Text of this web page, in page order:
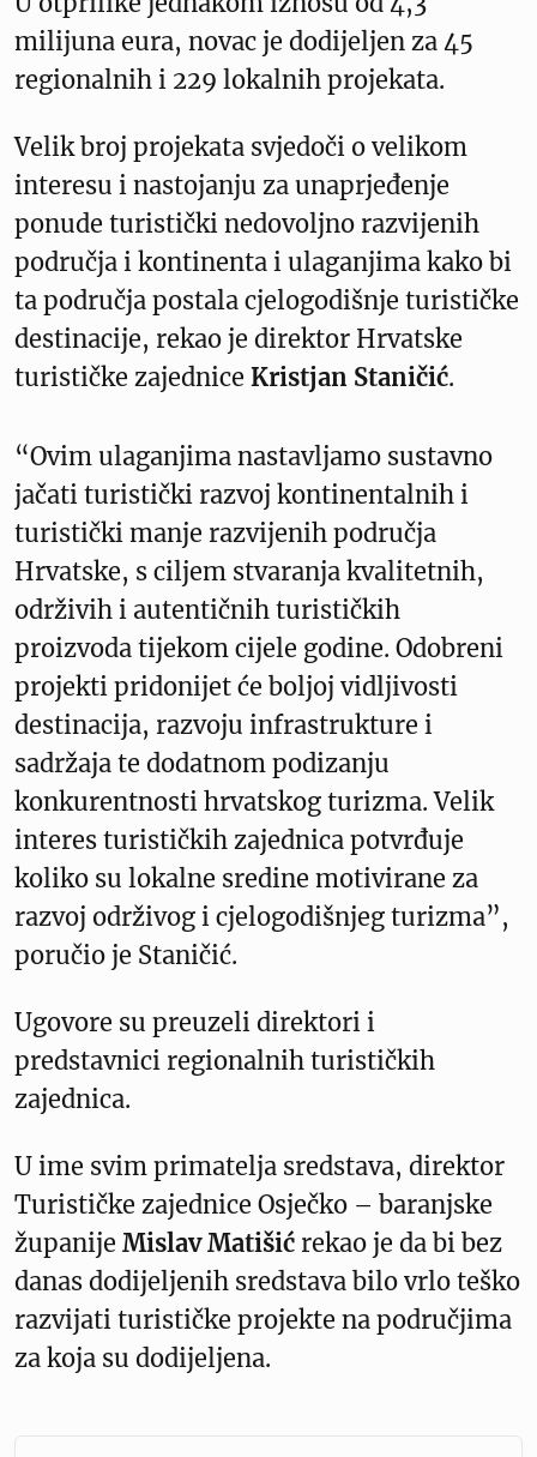
milijuna eura, novac je dodijeljen za 45
regionalnih i 229 lokalnih projekata.
Velik broj projekata svjedoči o velikom
interesu i nastojanju za unaprjeđenje
ponude turistički nedovoljno razvijenih
područja i kontinenta i ulaganjima kako bi
ta područja postala cjelogodišnje turističke
destinacije, rekao je direktor Hrvatske
turističke zajednice Kristjan Staničić.
“Ovim ulaganjima nastavljamo sustavno
jačati turistički razvoj kontinentalnih i
turistički manje razvijenih područja
Hrvatske, s ciljem stvaranja kvalitetnih,
održivih i autentičnih turističkih
proizvoda tijekom cijele godine. Odobreni
projekti pridonijet će boljoj vidljivosti
destinacija, razvoju infrastrukture i
sadržaja te dodatnom podizanju
konkurentnosti hrvatskog turizma. Velik
interes turističkih zajednica potvrđuje
koliko su lokalne sredine motivirane za
razvoj održivog i cjelogodišnjeg turizma”,
poručio je Staničić.
Ugovore su preuzeli direktori i
predstavnici regionalnih turističkih
zajednica.
U ime svim primatelja sredstava, direktor
Turističke zajednice Osječko – baranjske
županije Mislav Matišić rekao je da bi bez
danas dodijeljenih sredstava bilo vrlo teško
razvijati turističke projekte na područjima
za koja su dodijeljena.